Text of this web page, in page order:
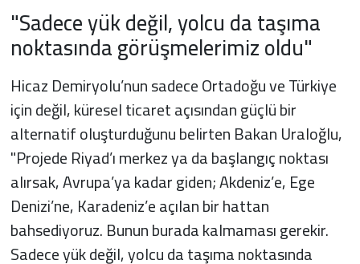
"Sadece yük değil, yolcu da taşıma
noktasında görüşmelerimiz oldu"
Hicaz Demiryolu’nun sadece Ortadoğu ve Türkiye
için değil, küresel ticaret açısından güçlü bir
alternatif oluşturduğunu belirten Bakan Uraloğlu,
"Projede Riyad’ı merkez ya da başlangıç noktası
alırsak, Avrupa’ya kadar giden; Akdeniz’e, Ege
Denizi’ne, Karadeniz’e açılan bir hattan
bahsediyoruz. Bunun burada kalmaması gerekir.
Sadece yük değil, yolcu da taşıma noktasında